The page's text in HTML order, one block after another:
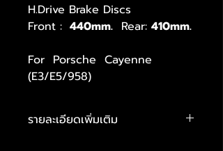
H.Drive Brake Discs
Front : 440mm. Rear: 410mm.
For Porsche Cayenne
(E3/E5/958)
รายละเอียดเพิ่มเติม